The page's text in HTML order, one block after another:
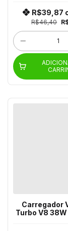
R$46,40
R$39,87
Carregador
Turbo V8